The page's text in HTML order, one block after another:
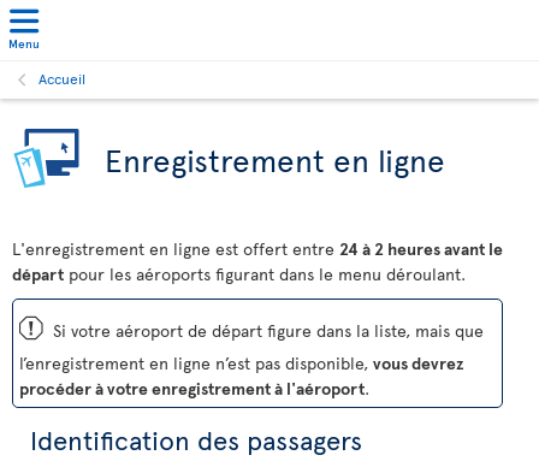
Menu
Accueil
Enregistrement en ligne
L'enregistrement en ligne est offert entre 24 à 2 heures avant le
départ pour les aéroports figurant dans le menu déroulant.
ü Si votre aéroport de départ figure dans la liste, mais que
l’enregistrement en ligne n’est pas disponible, vous devrez
procéder à votre enregistrement à l'aéroport.
Identification des passagers